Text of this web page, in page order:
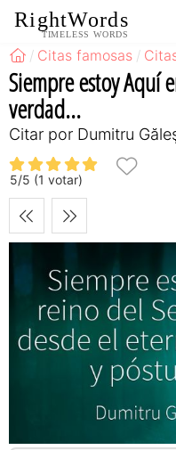
RightWords
TIMELESS WORDS
Citas famosas
Siempre estoy Aquí
verdad...
Citar por Dumitru
5/5 (1 votar)